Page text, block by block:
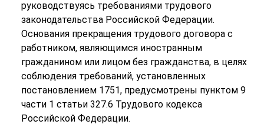
руководствуясь требованиями трудового
законодательства Российской Федерации.
Основания прекращения трудового договора с
работником, являющимся иностранным
гражданином или лицом без гражданства, в целях
соблюдения требований, установленных
постановлением 1751, предусмотрены пунктом 9
части 1 статьи 327.6 Трудового кодекса
Российской Федерации.